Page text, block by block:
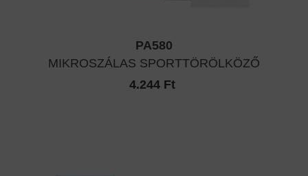
PA580
MIKROSZÁLAS SPORTTÖRÖLKÖZŐ
4.244 Ft